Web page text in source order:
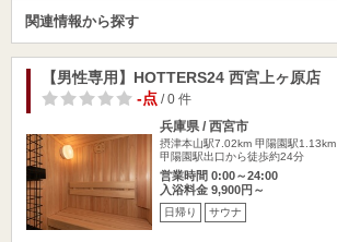
関連情報から探す
【男性専用】HOTTERS24 西宮上ヶ原店
-点/ 0 件
兵庫県 / 西宮市
摂津本山駅7.02km 甲陽園駅1.13km
甲陽園駅出口から徒歩約24分
営業時間 0:00～24:00
入浴料金 9,900円～
日帰り サウナ